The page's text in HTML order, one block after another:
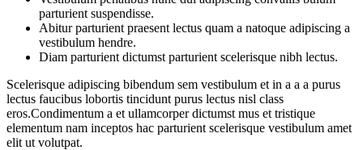
parturient suspendisse.
Abitur parturient praesent lectus quam a natoque adipiscing a
vestibulum hendre.
Diam parturient dictumst parturient scelerisque nibh lectus.
Scelerisque adipiscing bibendum sem vestibulum et in a a a purus
lectus faucibus lobortis tincidunt purus lectus nisl class
eros.Condimentum a et ullamcorper dictumst mus et tristique
elementum nam inceptos hac parturient scelerisque vestibulum amet
elit ut volutpat.